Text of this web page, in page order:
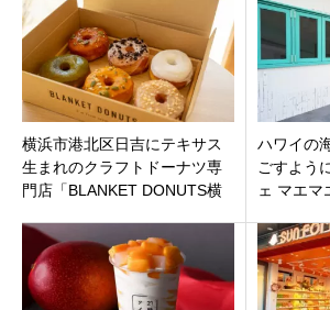
横浜市港北区日吉にテキサス
生まれのクラフトドーナツ専
門店「BLANKET DONUTS横
個限定
ハワイの
ごすよう
ェ マエマ